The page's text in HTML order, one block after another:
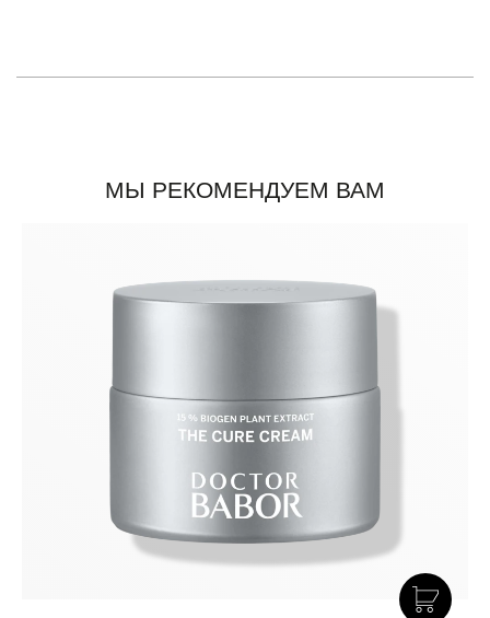
МЫ РЕКОМЕНДУЕМ ВАМ